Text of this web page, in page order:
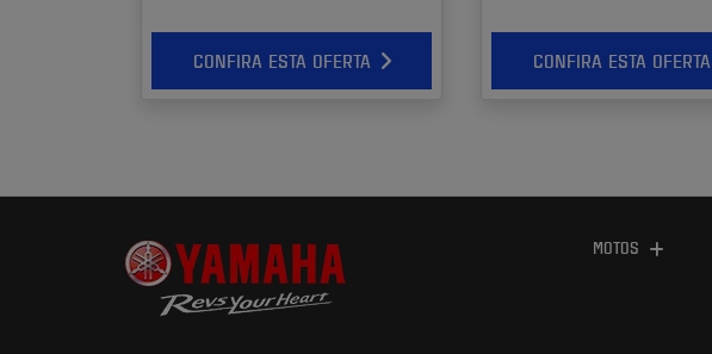
CONFIRA ESTA OFERTA CONFIRA ESTA OFERTA
MOTOS